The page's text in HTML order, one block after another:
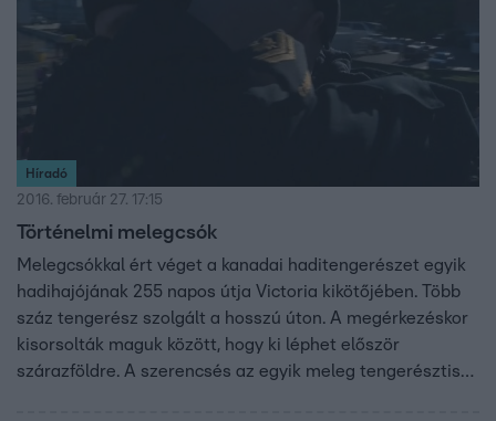
Híradó
2016. február 27. 17:15
Történelmi melegcsók
Melegcsókkal ért véget a kanadai haditengerészet egyik
hadihajójának 255 napos útja Victoria kikötőjében. Több
száz tengerész szolgált a hosszú úton. A megérkezéskor
kisorsolták maguk között, hogy ki léphet először
szárazföldre. A szerencsés az egyik meleg tengerésztiszt